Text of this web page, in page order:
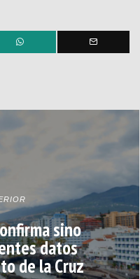
sino
datos
de la Cruz